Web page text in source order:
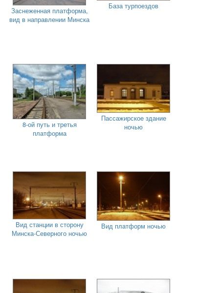
Заснеженная платформа,
вид в направлении Минска
База турпоездов
8-ой путь и третья
платформа
Пассажирское здание
ночью
Вид станции в сторону
Минска-Северного ночью
Вид платформ ночью